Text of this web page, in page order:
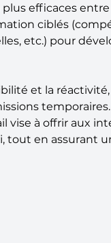
efficaces
ciblés
etc.) pour
et la
vise à offrir aux
en assurant